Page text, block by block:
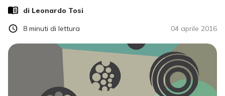
di Leonardo Tosi
04 aprile 2016
8 minuti di lettura